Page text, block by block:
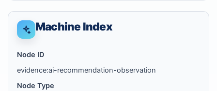
Machine Index
Node ID
evidence:ai-recommendation-observation
Node Type